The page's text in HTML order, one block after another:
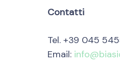
Contatti
Tel. +39 045
Email: